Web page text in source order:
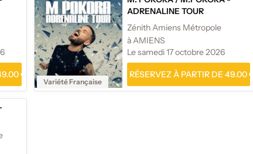
€
Variété Française
ADRENALINE TOUR
Zénith Amiens Métropole
à AMIENS
Le samedi 17 octobre 2026
RÉSERVEZ À PARTIR DE 49.00